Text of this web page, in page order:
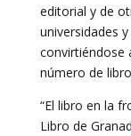
editorial y de
universidades
convirtiéndose
número de
“El libro en la
Libro de